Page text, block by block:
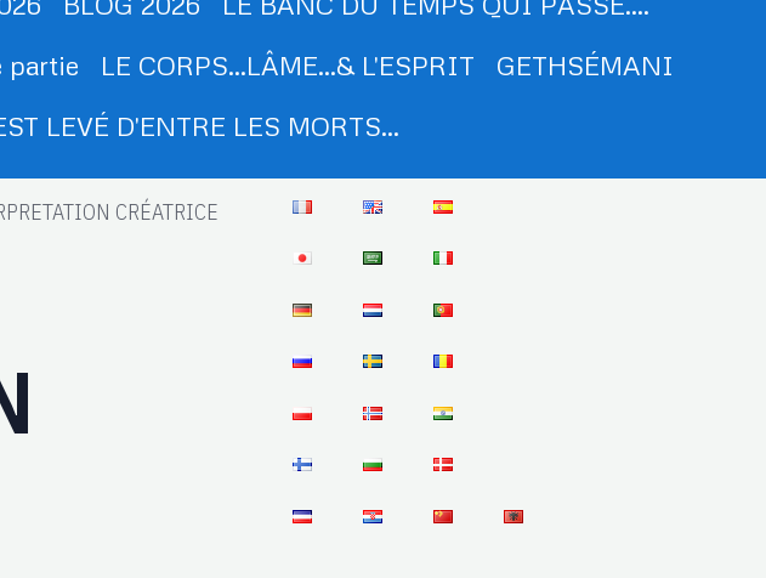
partie
LE CORPS...LÂME...& L'ESPRIT
GETHSÉMANI
LEVÉ D'ENTRE LES MORTS...
CRÉATRICE